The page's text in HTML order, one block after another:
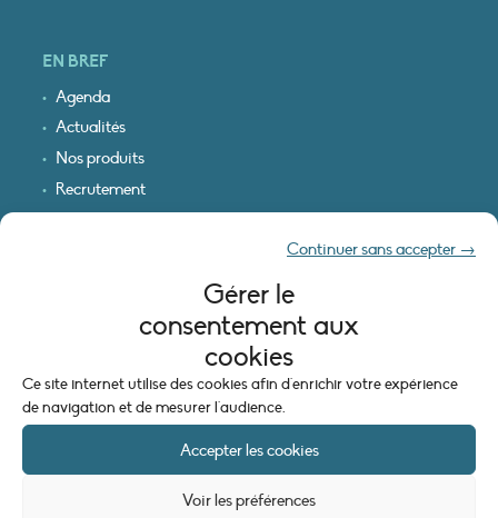
Gérer le
consentement aux
cookies
Ce site internet utilise des cookies afin d'enrichir votre expérience
de navigation et de mesurer l'audience.
Accepter les cookies
Continuer sans accepter →
Voir les préférences
EN BREF
Agenda
Actualités
Nos produits
Recrutement
Recevoir nos infos
INFORMATIONS LÉGALES
Mentions légales
Politique de cookies (UE)